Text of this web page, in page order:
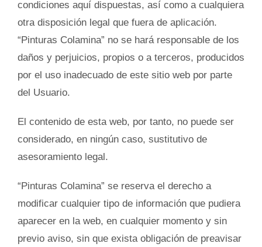
condiciones aquí dispuestas, así como a cualquiera
otra disposición legal que fuera de aplicación.
“Pinturas Colamina” no se hará responsable de los
daños y perjuicios, propios o a terceros, producidos
por el uso inadecuado de este sitio web por parte
del Usuario.
El contenido de esta web, por tanto, no puede ser
considerado, en ningún caso, sustitutivo de
asesoramiento legal.
“Pinturas Colamina” se reserva el derecho a
modificar cualquier tipo de información que pudiera
aparecer en la web, en cualquier momento y sin
previo aviso, sin que exista obligación de preavisar